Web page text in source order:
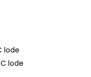
lode
lode